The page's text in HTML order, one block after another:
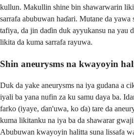
kullun. Makullin shine bin shawarwarin
sarrafa abubuwan haɗari. Mutane da
tafiya, da jin daɗin duk ayyukansu na yau
likita da kuma sarrafa rayuwa.
Shin aneurysms na kwayoyin
Duk da yake aneurysms na iya gudana a
iyali ba yana nufin za ku samu daya ba.
farko (iyaye, ɗan'uwa, ko ɗa) tare da
kuma likitanku na iya ba da shawarar
Abubuwan kwayoyin halitta suna lissafa